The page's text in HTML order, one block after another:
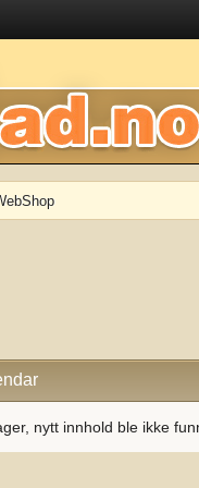
nytt innhold ble ikke